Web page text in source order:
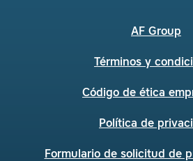
AF Group
Términos y
Código de ética
Política de
Formulario de solicitud de